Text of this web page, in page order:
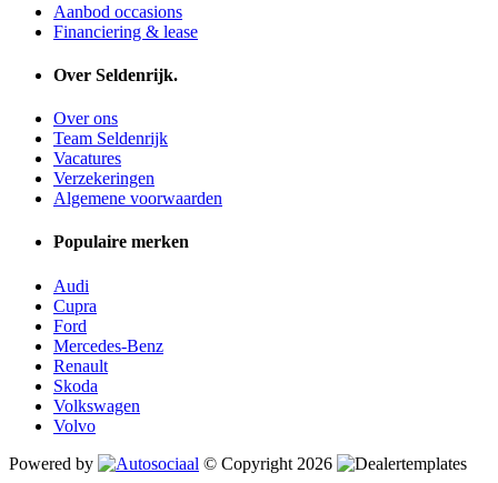
Aanbod occasions
Financiering & lease
Over Seldenrijk.
Over ons
Team Seldenrijk
Vacatures
Verzekeringen
Algemene voorwaarden
Populaire merken
Audi
Cupra
Ford
Mercedes-Benz
Renault
Skoda
Volkswagen
Volvo
Powered by
© Copyright 2026